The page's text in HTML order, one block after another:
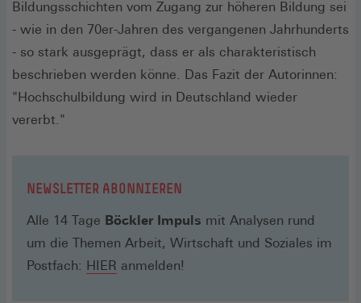
Bildungsschichten vom Zugang zur höheren Bildung sei
- wie in den 70er-Jahren des vergangenen Jahrhunderts
- so stark ausgeprägt, dass er als charakteristisch
beschrieben werden könne. Das Fazit der Autorinnen:
"Hochschulbildung wird in Deutschland wieder
vererbt."
NEWSLETTER ABONNIEREN
Alle 14 Tage Böckler Impuls mit Analysen rund
um die Themen Arbeit, Wirtschaft und Soziales im
Postfach: HIER (Öffnet
anmelden!